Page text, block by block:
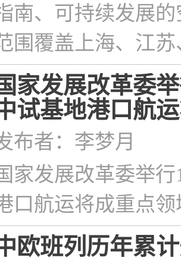
南、可持续发展
围覆盖上海、江
家发展改革委
试基地港口航
布者：李梦月
家发展改革委举
口航运将成重点领
欧班列历年累